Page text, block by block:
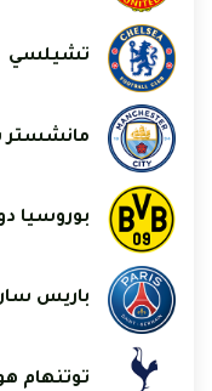
تشيلسي
مانشستر
بوروسيا
باريس
توتنهام